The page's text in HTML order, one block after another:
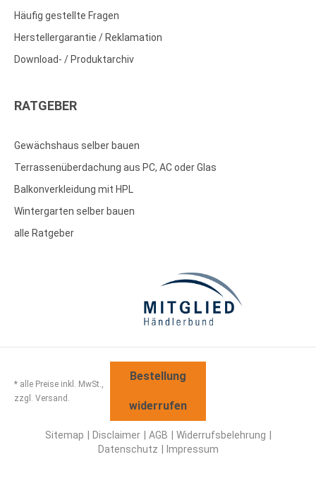
Häufig gestellte Fragen
Herstellergarantie / Reklamation
Download- / Produktarchiv
RATGEBER
Gewächshaus selber bauen
Terrassenüberdachung aus PC, AC oder Glas
Balkonverkleidung mit HPL
Wintergarten selber bauen
alle Ratgeber
* alle Preise inkl. MwSt.,
zzgl. Versand.
Bestellung
widerrufen
Sitemap Disclaimer AGB
Widerrufsbelehrung
Datenschutz
Impressum